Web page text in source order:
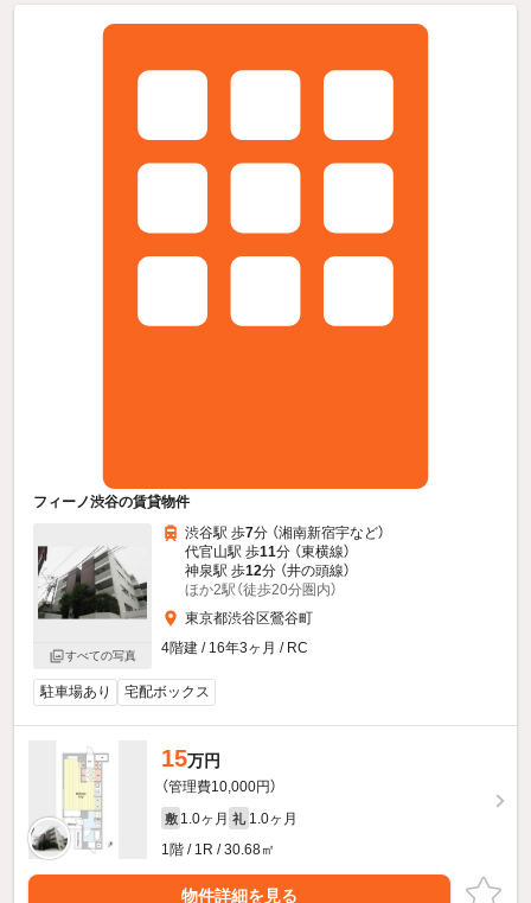
フィーノ渋谷の賃貸物件
すべての写真
渋谷駅 歩7分 （湘南新宿宇など）
代官山駅 歩11分 （東横線）
神泉駅 歩12分 （井の頭線）
ほか2駅（徒歩20分圏内）
東京都渋谷区鶯谷町
4階建 / 16年3ヶ月 / RC
駐車場あり 宅配ボックス
15万円
（管理費10,000円）
敷 1.0ヶ月 礼 1.0ヶ月
1階 / 1R / 30.68㎡
物件詳細を見る